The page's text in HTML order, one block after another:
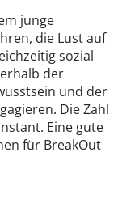
junge
die Lust auf
sozial
der
und der
Die Zahl
Eine gute
für BreakOut